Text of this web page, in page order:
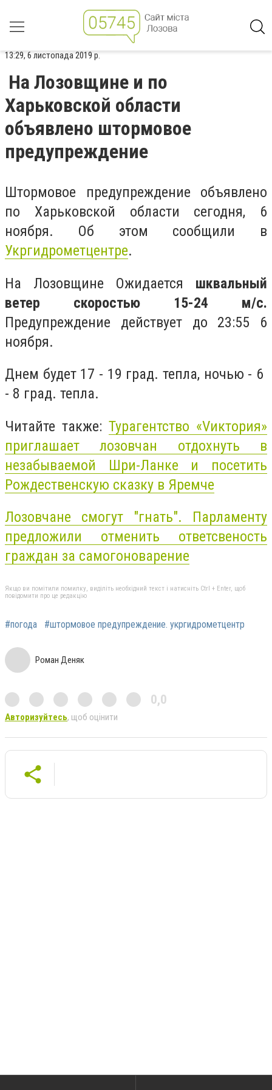
13:29, 6 листопада 2019 р.
На Лозовщине и по
Харьковской области
объявлено штормовое
предупреждение
Штормовое предупреждение объявлено
по Харьковской области сегодня, 6
ноября. Об этом сообщили в
Укргидрометцентре.
На Лозовщине Ожидается шквальный
ветер скоростью 15-24 м/с.
Предупреждение действует до 23:55 6
ноября.
Днем будет 17 - 19 град. тепла, ночью - 6
- 8 град. тепла.
Читайте также: Турагентство «Vиктория»
приглашает лозовчан отдохнуть в
незабываемой Шри-Ланке и посетить
Рождественскую сказку в Яремче
Лозовчане смогут "гнать". Парламенту
предложили отменить ответсвеность
граждан за самогоноварение
Якщо ви помітили помилку, виділіть необхідний текст і натисніть Ctrl + Enter, щоб
повідомити про це редакцію
#погода #штормовое предупреждение. укргидрометцентр
Роман Деняк
0,0
Авторизуйтесь, щоб оцінити